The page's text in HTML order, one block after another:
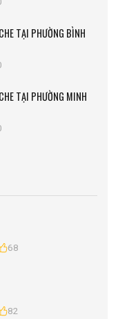
TẠI PHƯỜNG BÌNH
TẠI PHƯỜNG MINH
68
82